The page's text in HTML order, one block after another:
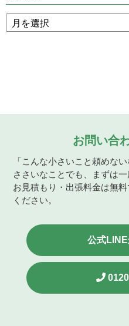
お問い合
「こんな小さいこと頼めな
ささいなことでも、まずは一
お見積もり・出張料金は無
ください。
公式